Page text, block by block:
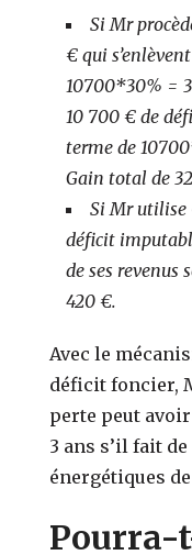
Si Mr
€ qui
10700*30% =
10 700 € de
terme de
Gain total de
Si Mr utilise
déficit
de ses revenus
420 €.
Avec le
déficit foncier,
perte peut
3 ans s’il fait
énergétiques de
Pourra-